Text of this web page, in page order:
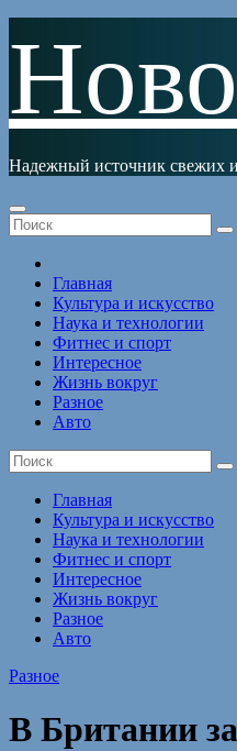
к
содержимому
Надежный источник свежих и
Главная
Культура и искусство
Наука и технологии
Фитнес и спорт
Интересное
Жизнь вокруг
Разное
Авто
Главная
Культура и искусство
Наука и технологии
Фитнес и спорт
Интересное
Жизнь вокруг
Разное
Авто
Разное
В Британии